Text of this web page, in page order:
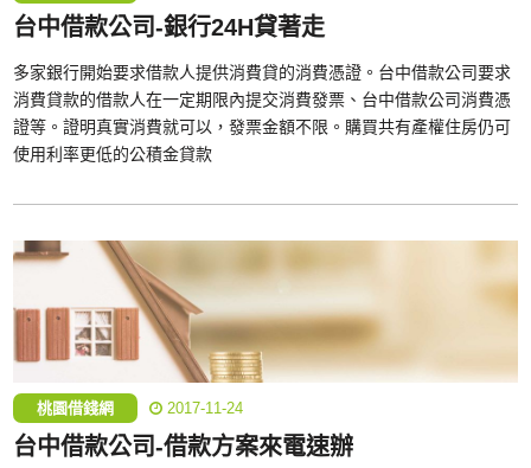
台中借款公司-銀行24H貸著走
多家銀行開始要求借款人提供消費貸的消費憑證。台中借款公司要求
消費貸款的借款人在一定期限內提交消費發票、台中借款公司消費憑
證等。證明真實消費就可以，發票金額不限。購買共有產權住房仍可
使用利率更低的公積金貸款
桃園借錢網 2017-11-24
台中借款公司-借款方案來電速辦